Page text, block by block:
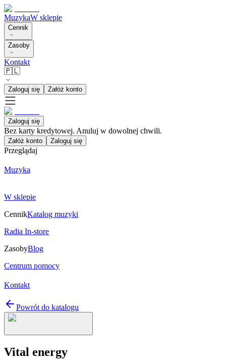
MuzykaW sklepie
Cennik
Zasoby
Kontakt
🇵🇱
Zaloguj się Załóż konto
Zaloguj się
Bez karty kredytowej. Anuluj w dowolnej chwili.
Załóż konto Zaloguj się
Przeglądaj
Muzyka
W sklepie
CennikKatalog muzyki
Radia In-store
ZasobyBlog
Centrum pomocy
Kontakt
Powrót do katalogu
Vital energy